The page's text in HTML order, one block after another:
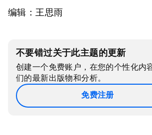
编辑：王思雨
不要错过关于此主题的更新
创建一个免费账户，在您的个性化内
们的最新出版物和分析。
免费注册